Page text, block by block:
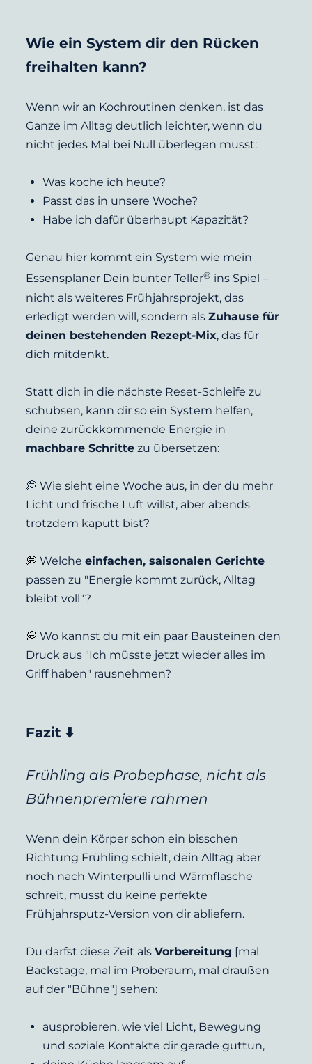
Wie ein System dir den Rücken
freihalten kann?
Wenn wir an Kochroutinen denken, ist das
Ganze im Alltag deutlich leichter, wenn du
nicht jedes Mal bei Null überlegen musst:
Was koche ich heute?
Passt das in unsere Woche?
Habe ich dafür überhaupt Kapazität?
Essensplaner Dein bunter Teller® ins Spiel –
nicht als weiteres Frühjahrsprojekt, das
erledigt werden will, sondern als Zuhause für
deinen bestehenden Rezept-Mix, das für
dich mitdenkt.
Statt dich in die nächste Reset-Schleife zu
schubsen, kann dir so ein System helfen,
machbare Schritte zu übersetzen:
💭 Wie sieht eine Woche aus, in der du mehr
Licht und frische Luft willst, aber abends
trotzdem kaputt bist?
💭 Welche einfachen, saisonalen Gerichte
passen zu "Energie kommt zurück, Alltag
bleibt voll"?
💭 Wo kannst du mit ein paar Bausteinen den
Druck aus "Ich müsste jetzt wieder alles im
Griff haben" rausnehmen?
Fazit ⬇️
Frühling als Probephase, nicht als
Bühnenpremiere rahmen
Wenn dein Körper schon ein bisschen
Richtung Frühling schielt, dein Alltag aber
noch nach Winterpulli und Wärmflasche
schreit, musst du keine perfekte
Frühjahrsputz-Version von dir abliefern.
Du darfst diese Zeit als Vorbereitung [mal
Backstage, mal im Proberaum, mal draußen
auf der "Bühne"] sehen:
ausprobieren, wie viel Licht, Bewegung
und soziale Kontakte dir gerade guttun,